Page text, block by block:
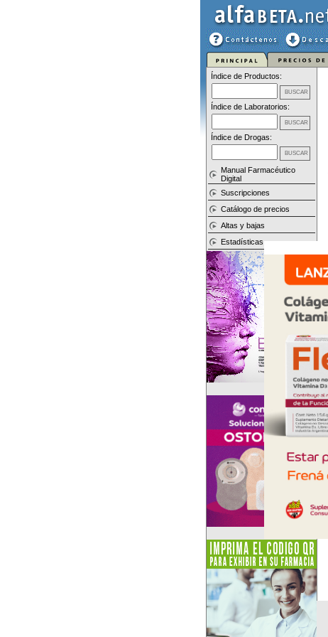
Índice de Productos:
Índice de Laboratorios:
Índice de Drogas:
Manual Farmacéutico
Digital
Suscripciones
Catálogo de precios
Altas y bajas
Estadísticas